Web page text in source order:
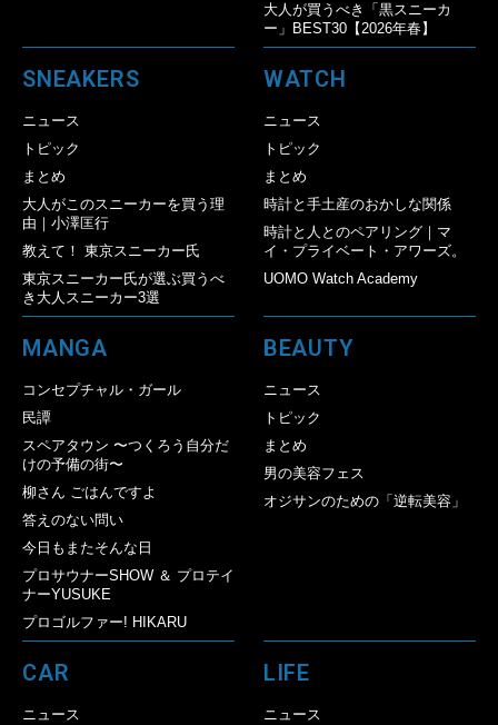
大人が買うべき「黒スニーカ
ー」BEST30【2026年春】
SNEAKERS
ニュース
トピック
まとめ
大人がこのスニーカーを買う理
由｜小澤匡行
教えて！ 東京スニーカー氏
東京スニーカー氏が選ぶ買うべ
き大人スニーカー3選
WATCH
ニュース
トピック
まとめ
時計と手土産のおかしな関係
時計と人とのペアリング｜マ
イ・プライベート・アワーズ。
UOMO Watch Academy
MANGA
コンセプチャル・ガール
民譚
スペアタウン 〜つくろう自分だ
けの予備の街〜
柳さん ごはんですよ
答えのない問い
今日もまたそんな日
プロサウナーSHOW ＆ プロテイ
ナーYUSUKE
プロゴルファー! HIKARU
BEAUTY
ニュース
トピック
まとめ
男の美容フェス
オジサンのための「逆転美容」
CAR
ニュース
LIFE
ニュース